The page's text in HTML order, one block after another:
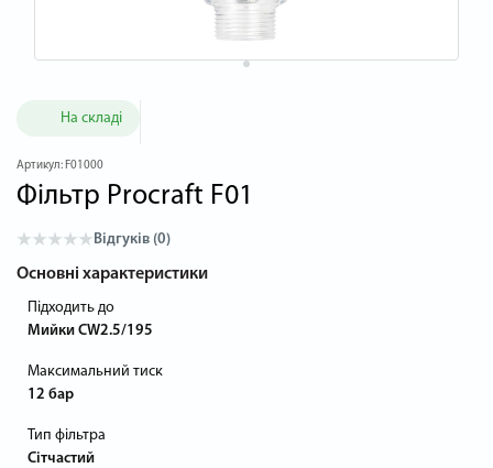
На складі
Артикул: F01000
Фільтр Procraft F01
Відгуків (0)
Основні характеристики
Підходить до
Мийки CW2.5/195
Максимальний тиск
12 бар
Тип фільтра
Сітчастий